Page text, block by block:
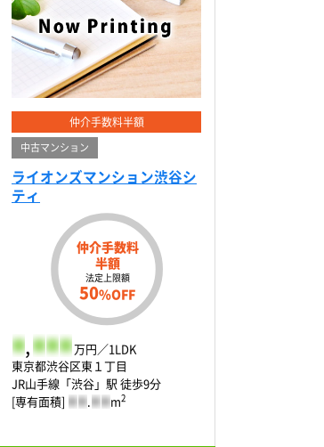
仲介手数料半額
中古マンション
ライオンズマンション渋谷シ
ティ
仲介手数料
半額
法定上限額
50%OFF
- ,- - - 万円／1LDK
東京都渋谷区東１丁目
JR山手線「渋谷」駅 徒歩9分
[専有面積] - - .- - m2